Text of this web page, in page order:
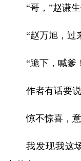
“哥，”赵谦
“赵万旭，过
“跪下，喊爹
作者有话要
惊不惊喜，
我发现我这